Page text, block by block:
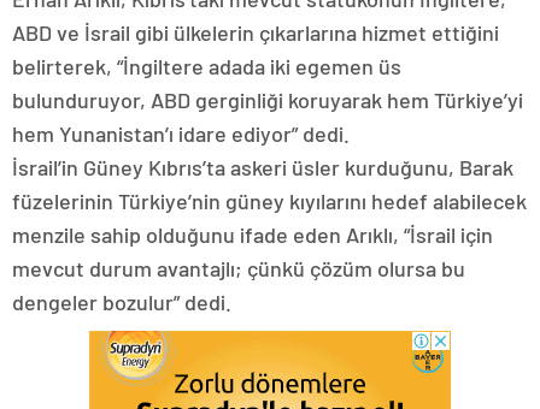
ABD ve İsrail gibi ülkelerin çıkarlarına hizmet ettiğini
belirterek, “İngiltere adada iki egemen üs
bulunduruyor, ABD gerginliği koruyarak hem Türkiye’yi
hem Yunanistan’ı idare ediyor” dedi.
İsrail’in Güney Kıbrıs’ta askeri üsler kurduğunu, Barak
füzelerinin Türkiye’nin güney kıyılarını hedef alabilecek
menzile sahip olduğunu ifade eden Arıklı, “İsrail için
mevcut durum avantajlı; çünkü çözüm olursa bu
dengeler bozulur” dedi.